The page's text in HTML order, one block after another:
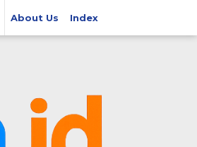
About Us Index